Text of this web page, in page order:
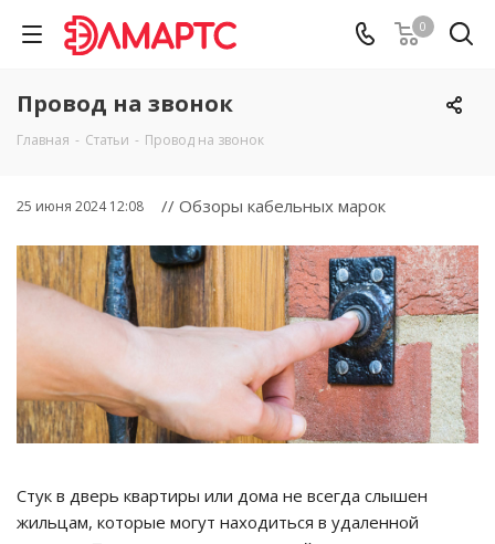
0
Провод на звонок
Главная - Статьи - Провод на звонок
25 июня 2024 12:08 // Обзоры кабельных марок
Стук в дверь квартиры или дома не всегда слышен
жильцам, которые могут находиться в удаленной